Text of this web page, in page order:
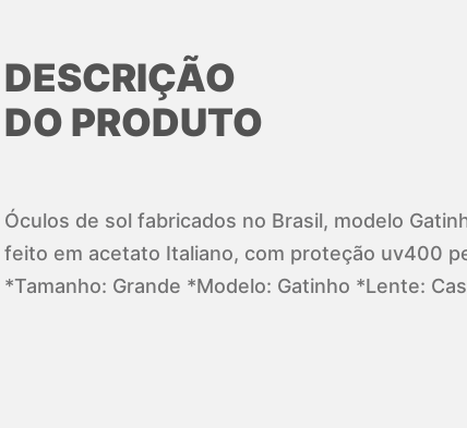
DESCRIÇÃO
DO PRODUTO
Óculos de sol fabricados no Brasil, modelo
feito em acetato Italiano, com proteção uv400
*Tamanho: Grande *Modelo: Gatinho *Lente: